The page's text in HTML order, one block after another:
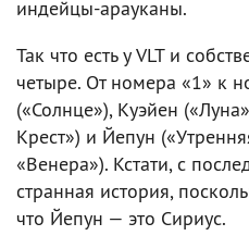
индейцы-арауканы.
Так что есть у VLT и
четыре. От номера «1» к
(«Солнце»), Куэйен
Крест») и Йепун
«Венера»). Кстати, с
странная история,
что Йепун — это Сириус.